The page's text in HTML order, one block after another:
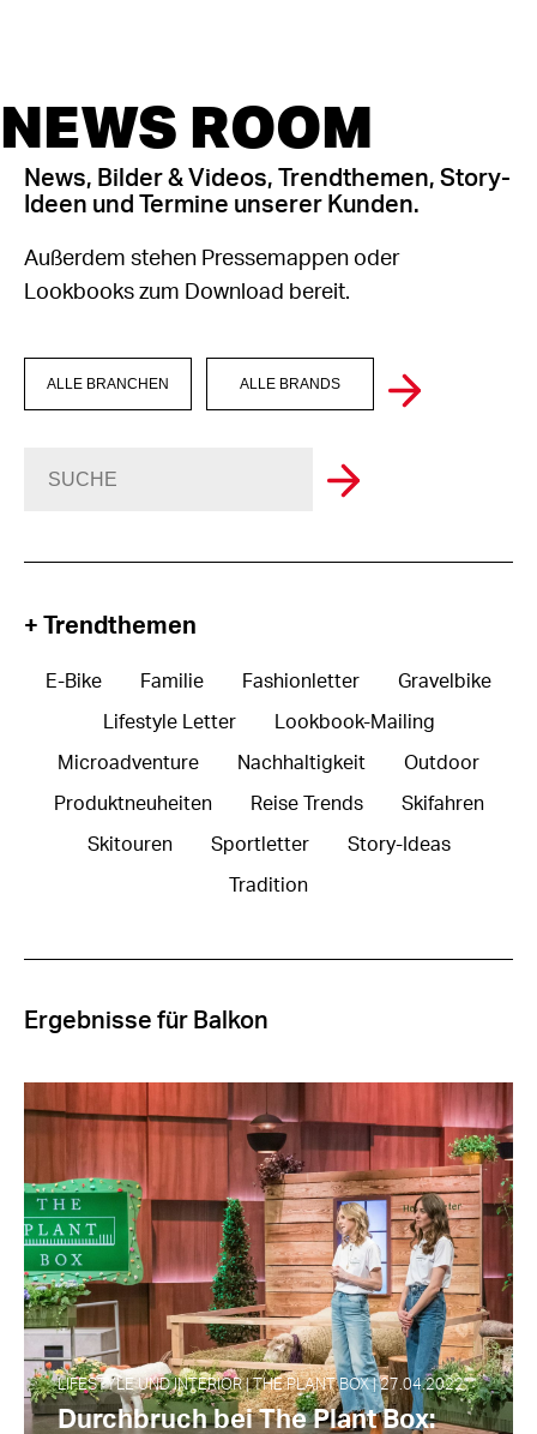
NEWS ROOM
News, Bilder & Videos, Trendthemen, Story-
Ideen und Termine unserer Kunden.
Außerdem stehen Pressemappen oder
Lookbooks zum Download bereit.
ALLE BRANCHEN ALLE BRANDS
+ Trendthemen
E-Bike Familie Fashionletter Gravelbike
Lifestyle Letter Lookbook-Mailing
Microadventure Nachhaltigkeit Outdoor
Produktneuheiten Reise Trends Skifahren
Skitouren Sportletter Story-Ideas
Tradition
Ergebnisse für Balkon
LIFESTYLE UND INTERIOR | THE PLANT BOX | 27.04.2022
Durchbruch bei The Plant Box: